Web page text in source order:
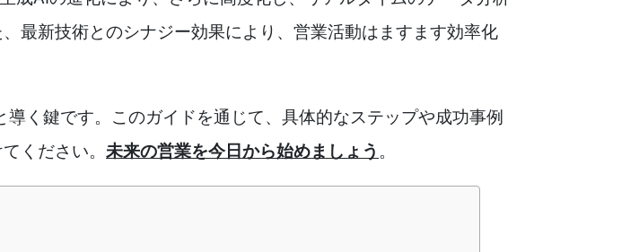
最新技術とのシナジー効果により、営業活動はますます効率化
く鍵です。このガイドを通じて、具体的なステップや成功事例
ください。 未来の営業を今日から始めましょう 。